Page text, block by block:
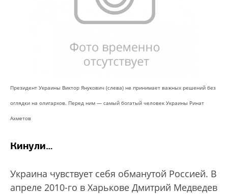
Президент Украины Виктор Янукович (слева) не принимает важных решений без
оглядки на олигархов. Перед ним — самый богатый человек Украины Ринат
Ахметов
Кинули…
Украина чувствует себя обманутой Россией. В
апреле 2010-го в Харькове Дмитрий Медведев